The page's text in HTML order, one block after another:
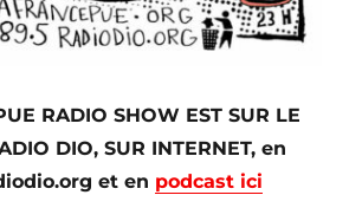
RADIO SHOW EST SUR LE
DIO, SUR INTERNET, en
et en podcast ici